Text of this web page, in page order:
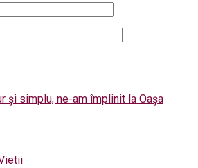
şi simplu, ne-am împlinit la Oaşa